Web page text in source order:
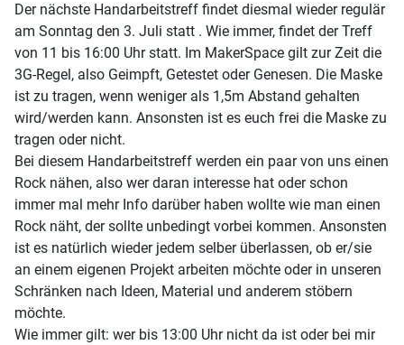
Der nächste Handarbeitstreff findet diesmal wieder regulär
am Sonntag den 3. Juli statt . Wie immer, findet der Treff
von 11 bis 16:00 Uhr statt. Im MakerSpace gilt zur Zeit die
3G-Regel, also Geimpft, Getestet oder Genesen. Die Maske
ist zu tragen, wenn weniger als 1,5m Abstand gehalten
wird/werden kann. Ansonsten ist es euch frei die Maske zu
tragen oder nicht.
Bei diesem Handarbeitstreff werden ein paar von uns einen
Rock nähen, also wer daran interesse hat oder schon
immer mal mehr Info darüber haben wollte wie man einen
Rock näht, der sollte unbedingt vorbei kommen. Ansonsten
ist es natürlich wieder jedem selber überlassen, ob er/sie
an einem eigenen Projekt arbeiten möchte oder in unseren
Schränken nach Ideen, Material und anderem stöbern
möchte.
Wie immer gilt: wer bis 13:00 Uhr nicht da ist oder bei mir